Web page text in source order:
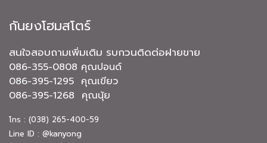
กันยงโฮมสโตร์
สนใจสอบถามเพิ่มเติม รบกวนติดต่อฝายขาย
086-355-0808 คุณปอนด์
086-395-1295 คุณเขียว
086-395-1268 คุณนุ้ย
โทร : (038) 265-400-59
Line ID : @kanyong